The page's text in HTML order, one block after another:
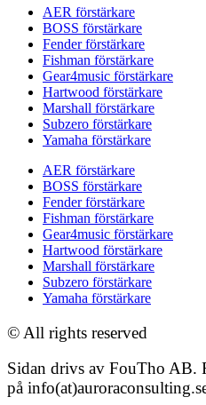
AER förstärkare
BOSS förstärkare
Fender förstärkare
Fishman förstärkare
Gear4music förstärkare
Hartwood förstärkare
Marshall förstärkare
Subzero förstärkare
Yamaha förstärkare
AER förstärkare
BOSS förstärkare
Fender förstärkare
Fishman förstärkare
Gear4music förstärkare
Hartwood förstärkare
Marshall förstärkare
Subzero förstärkare
Yamaha förstärkare
© All rights reserved
Sidan drivs av FouTho AB.
på